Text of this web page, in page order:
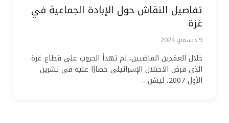
تفاصيل النقاش حول الإبادة الجماعية في
غزة
9 ديسمبر، 2024
خلال العقدين الماضيين، لم تهدأ الحروب على قطاع غزة
الذي فرض الاحتلال الإسرائيلي حصارًا عليه في تشرين
الأول 2007، ليشن…